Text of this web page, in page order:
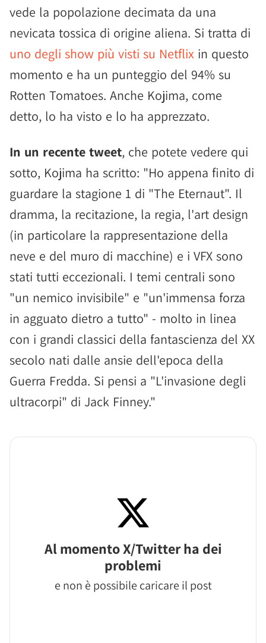
vede la popolazione decimata da una
nevicata tossica di origine aliena. Si tratta di
uno degli show più visti su Netflix in questo
momento e ha un punteggio del 94% su
Rotten Tomatoes. Anche Kojima, come
detto, lo ha visto e lo ha apprezzato.
In un recente tweet, che potete vedere qui
sotto, Kojima ha scritto: "Ho appena finito di
guardare la stagione 1 di "The Eternaut". Il
dramma, la recitazione, la regia, l'art design
(in particolare la rappresentazione della
neve e del muro di macchine) e i VFX sono
stati tutti eccezionali. I temi centrali sono
"un nemico invisibile" e "un'immensa forza
in agguato dietro a tutto" - molto in linea
con i grandi classici della fantascienza del XX
secolo nati dalle ansie dell'epoca della
Guerra Fredda. Si pensi a "L'invasione degli
ultracorpi" di Jack Finney."
Al momento X/Twitter ha dei
problemi
e non è possibile caricare il post